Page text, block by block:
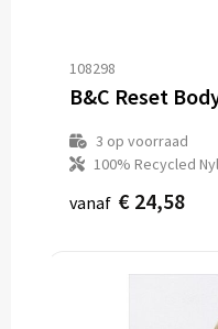
108298
B&C Reset
3 op voorraad
100% Recycled
vanaf € 24,58